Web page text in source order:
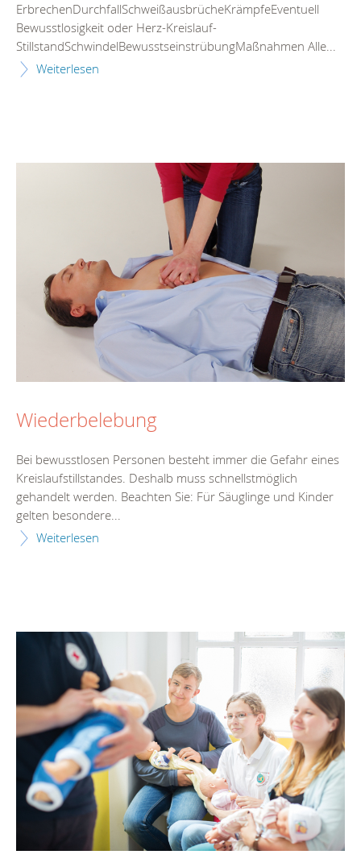
ErbrechenDurchfallSchweißausbrücheKrämpfeEventuell
Bewusstlosigkeit oder Herz-Kreislauf-
StillstandSchwindelBewusstseinstrübungMaßnahmen Alle...
Weiterlesen
Wiederbelebung
Bei bewusstlosen Personen besteht immer die Gefahr eines
Kreislaufstillstandes. Deshalb muss schnellstmöglich
gehandelt werden. Beachten Sie: Für Säuglinge und Kinder
gelten besondere...
Weiterlesen